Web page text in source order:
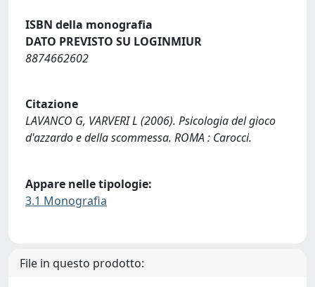
ISBN della monografia
DATO PREVISTO SU LOGINMIUR
8874662602
Citazione
LAVANCO G, VARVERI L (2006). Psicologia del gioco
d'azzardo e della scommessa. ROMA : Carocci.
Appare nelle tipologie:
3.1 Monografia
File in questo prodotto: